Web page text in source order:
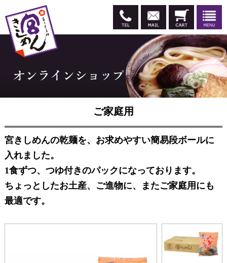
ご家庭用
宮きしめんの乾麺を、お求めやすい簡易段ボールに
入れました。
1食ずつ、つゆ付きのパックになっております。
ちょっとしたお土産、ご進物に、またご家庭用にも
最適です。